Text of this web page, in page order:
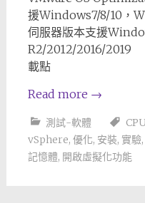
援Windows7/8/10，
伺服器版本支援
R2/2012/2016/2019
載點
Read more →
測試-軟體 CPU
vSphere, 優化, 安裝, 實驗,
記憶體, 開啟虛擬化功能